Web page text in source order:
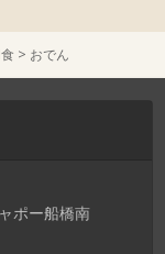
> おでん
ポー船橋南